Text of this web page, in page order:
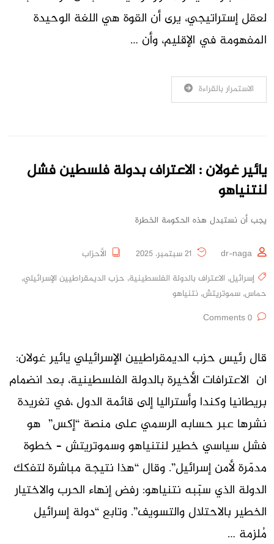
لعقل إستراتيجي، يرى أن القوة هي اللغة الوحيدة
المفهومة في الإقليم، وأن …
الاستمرار بالقراءة
يائير غولان : الاعتراف بدولة فلسطين فشل
لنتنياهو
يجب أن نستبدل هذه الحكومة الخطرة
dr-naga
الأحزاب
إسرائيل, الاعتراف بالدولة الفلسطينية, حزب الديمقراطيين الإسرائيلي,
حماس, سموتريتش, نتنياهو
قال رئيس حزب الديمقراطيين الإسرائيلي يائير غولان:
ان الاعترافات الأخيرة بالدولة الفلسطينية، بعد انضمام
بريطانيا وكندا وأستراليا إلى قائمة الدول ،في تغريدة
نشرها عبر حسابه الرسمي على منصة “إكس” هو
فشل سياسي خطير لنتنياهو وسموتريتش – خطوة
مدمّرة لأمن إسرائيل”. وقال “هذا نتيجة مباشرة لتفكك
الدولة الذي سبّبه نتنياهو: رفض إنهاء الحرب والاختيار
الخطير بالاحتلال والتسويف”. وتابع “دولة إسرائيل
مُلزمة …